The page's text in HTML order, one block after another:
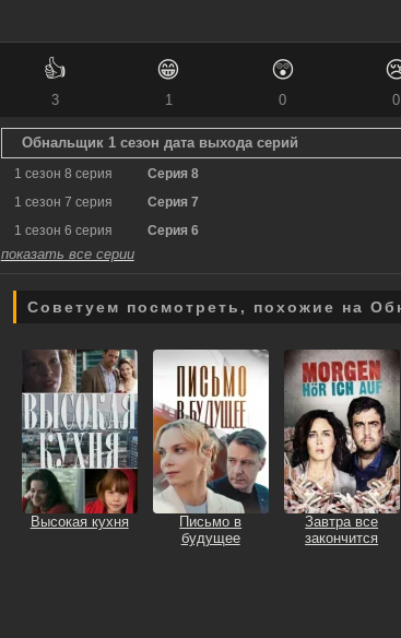
👍
3
😁
1
😲
0 0
Обнальщик 1 сезон дата выхода серий
1 сезон 8 серия
Серия 8
1 сезон 7 серия
Серия 7
1 сезон 6 серия
Серия 6
показать все серии
Советуем посмотреть, похожие на
Высокая кухня
Письмо в
будущее
Завтра все
закончится